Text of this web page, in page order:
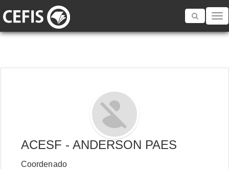
Toggle
ACESF - ANDERSON PAES
Coordenado